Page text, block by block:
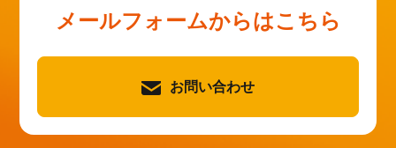
メールフォームからはこちら
お問い合わせ